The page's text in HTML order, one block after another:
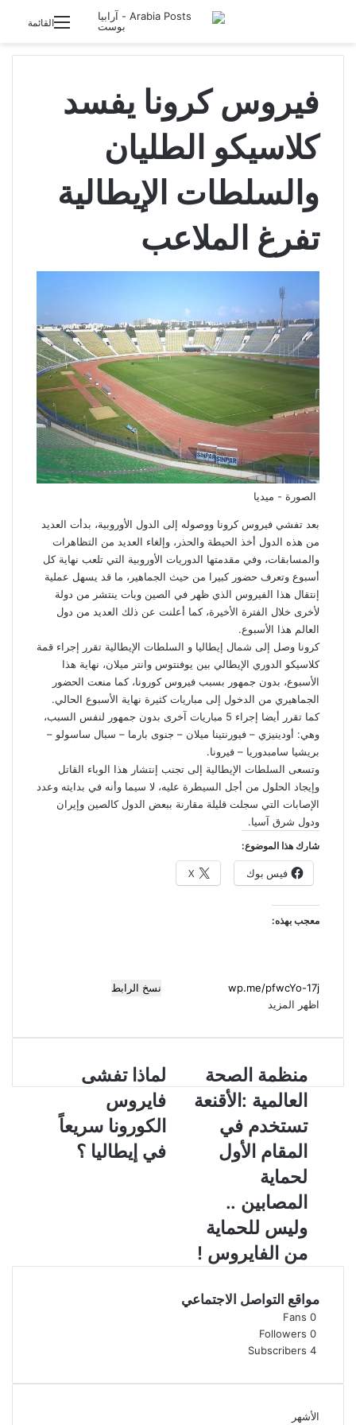
القائمة
تسجيل الدخول
فيروس كرونا يفسد
كلاسيكو الطليان
والسلطات الإيطالية
تفرغ الملاعب
الصورة - ميديا
بعد تفشي فيروس كرونا ووصوله إلى الدول الأوروبية، بدأت العديد
من هذه الدول أخذ الحيطة والحذر، وإلغاء العديد من التظاهرات
والمسابقات، وفي مقدمتها الدوريات الأوروبية التي تلعب نهاية كل
أسبوع وتعرف حضور كبيرا من حيث الجماهير، ما قد يسهل عملية
إنتقال هذا الفيروس الذي ظهر في الصين وبات ينتشر من دولة
لأخرى خلال الفترة الأخيرة، كما أعلنت عن ذلك العديد من دول
العالم هذا الأسبوع.
كرونا وصل إلى شمال إيطاليا و السلطات الإيطالية تقرر إجراء قمة
كلاسيكو الدوري الإيطالي بين يوفنتوس وانتر ميلان، نهاية هذا
الأسبوع، بدون جمهور بسبب فيروس كورونا، كما منعت الحضور
الجماهيري من الدخول إلى مباريات كثيرة نهاية الأسبوع الحالي.
كما تقرر أيضا إجراء 5 مباريات آخرى بدون جمهور لنفس السبب،
وهي: أودينيزي – فيورنتينا ميلان – جنوى بارما – سبال ساسولو –
بريشيا سامبدوريا – فيرونا.
وتسعى السلطات الإيطالية إلى تجنب إنتشار هذا الوباء القاتل
وإيجاد الحلول من أجل السيطرة عليه، لا سيما وأنه في بدايته وعدد
الإصابات التي سجلت قليلة مقارنة ببعض الدول كالصين وإيران
ودول شرق آسيا.
شارك هذا الموضوع:
فيس بوك X
معجب بهذه:
نسخ الرابط
اظهر المزيد
ل
م
ا
ذ
ت
ر
ر
لماذا تفشى
فايروس
الكورونا سريعاً
في إيطاليا ؟
ن
ظ
م
ل
ص
ح
ا
ل
ع
ل
م
ي
ة
ا
أ
منظمة الصحة
العالمية :الأقنعة
تستخدم في
المقام الأول
لحماية
المصابين ..
وليس للحماية
من الفايروس !
مواقع التواصل الاجتماعي
0
Fans
0
Followers
4
Subscribers
الأشهر